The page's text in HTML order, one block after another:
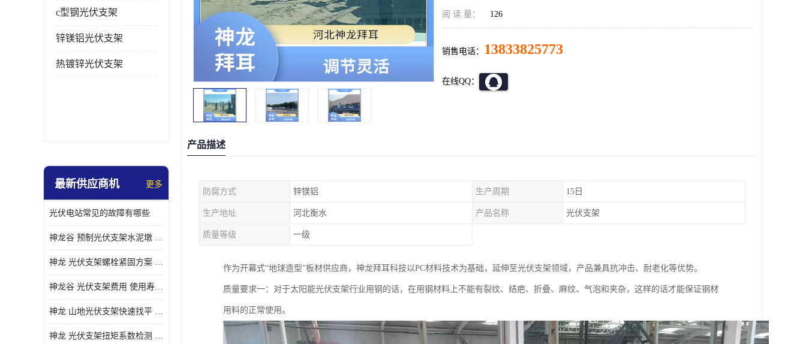
c型钢光伏支架
锌镁铝光伏支架
热镀锌光伏支架
最新供应商机 更多
光伏电站常见的故障有哪些
神龙谷 预制光伏支架水泥墩 抗震性能优
神龙 光伏支架螺栓紧固方案 土地利用率高
神龙谷 光伏支架费用 使用寿命长
神龙 山地光伏支架快速找平 抗风耐压
神龙 光伏支架扭矩系数检测 适应性强
阅 读 量： 126
销售电话： 13833825773
在线QQ：
产品描述
防腐方式 锌镁铝 生产周期 15日
生产地址 河北衡水 产品名称 光伏支架
质量等级 一级
作为开幕式“地球造型”板材供应商，神龙拜耳科技以PC材料技术为基础，延伸至光伏支架领域，产品兼具抗冲击、耐老化等优势。
质量要求一：对于太阳能光伏支架行业用钢的话，在用钢材料上不能有裂纹、结疤、折叠、麻纹、气泡和夹杂，这样的话才能保证钢材
用料的正常使用。